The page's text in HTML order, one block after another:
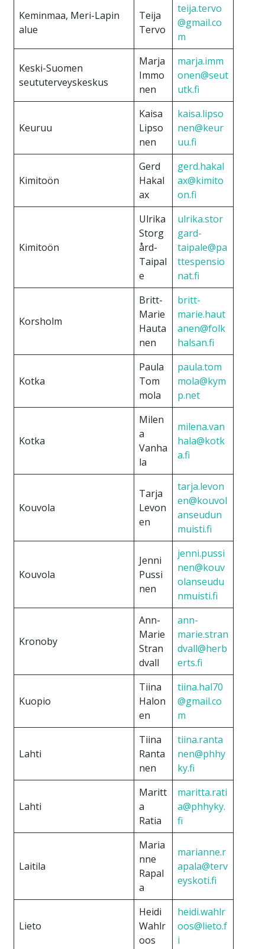
Keminmaa, Meri-Lapin
alue
Teija
Tervo
teija.tervo
@gmail.co
m
Keski-Suomen
seututerveyskeskus
Marja
Immo
nen
marja.imm
onen@seut
utk.fi
Keuruu
Kaisa
Lipso
nen
kaisa.lipso
nen@keur
uu.fi
Kimitoön
Gerd
Hakal
ax
gerd.hakal
ax@kimito
on.fi
Kimitoön
Ulrika
Storg
ård-
Taipal
e
ulrika.stor
gard-
taipale@pa
ttespensio
nat.fi
Korsholm
Britt-
Marie
Hauta
nen
britt-
marie.haut
anen@folk
halsan.fi
Kotka
Paula
Tom
mola
paula.tom
mola@kym
p.net
Kotka
Milen
a
Vanha
la
milena.van
hala@kotk
a.fi
Kouvola
Tarja
Levon
en
tarja.levon
en@kouvol
anseudun
muisti.fi
Kouvola
Jenni
Pussi
nen
jenni.pussi
nen@kouv
olanseudu
nmuisti.fi
Kronoby
Ann-
Marie
Stran
dvall
ann-
marie.stran
dvall@herb
erts.fi
Kuopio
Tiina
Halon
en
tiina.hal70
@gmail.co
m
Lahti
Tiina
Ranta
nen
tiina.ranta
nen@phhy
ky.fi
Lahti
Maritt
a
Ratia
maritta.rati
a@phhyky.
fi
Laitila
Maria
nne
Rapal
a
marianne.r
apala@terv
eyskoti.fi
Lieto
Heidi
Wahlr
oos
heidi.wahlr
oos@lieto.f
i